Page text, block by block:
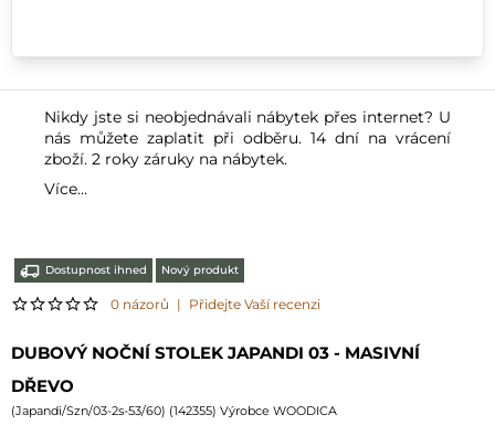
Nikdy jste si neobjednávali nábytek přes internet? U
nás můžete zaplatit při odběru. 14 dní na vrácení
zboží. 2 roky záruky na nábytek.
Více...
Dostupnost ihned Nový produkt
0 názorů | Přidejte Vaší recenzi
DUBOVÝ NOČNÍ STOLEK JAPANDI 03 - MASIVNÍ
DŘEVO
(Japandi/Szn/03-2s-53/60) (142355) Výrobce WOODICA